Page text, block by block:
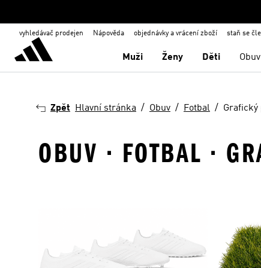
vyhledávač prodejen Nápověda objednávky a vrácení zboží staň se
Muži Ženy Děti Obuv
Zpět Hlavní stránka Obuv Fotbal Grafický
OBUV · FOTBAL ·